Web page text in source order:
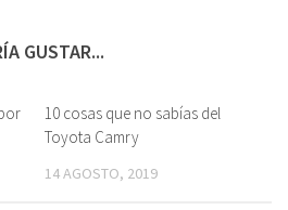
GUSTAR...
10 cosas que no sabías del
Toyota Camry
14 AGOSTO, 2019